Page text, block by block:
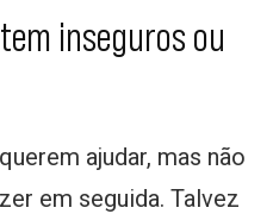
inseguros ou
ajudar, mas não
em seguida. Talvez